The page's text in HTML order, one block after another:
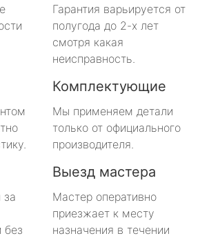
Гарантия варьируется от
полугода до 2-х лет
смотря какая
неисправность.
Комплектующие
Мы применяем детали
только от официального
производителя.
за
без
Выезд мастера
Мастер оперативно
приезжает к месту
назначения в течении